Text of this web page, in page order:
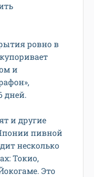
ровно в
и
дней.
и другие
пивной
несколько
Токио,
Это